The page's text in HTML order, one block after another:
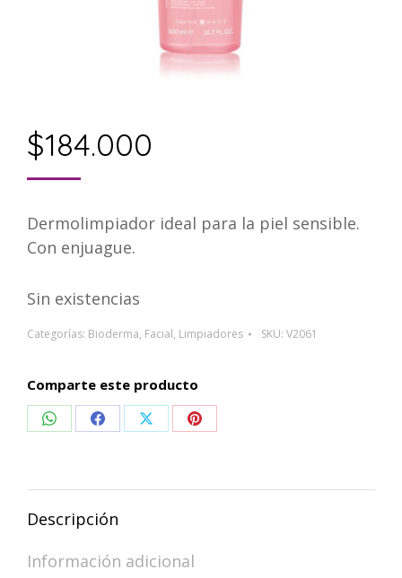
$184.000
Dermolimpiador ideal para la piel sensible.
Con enjuague.
Sin existencias
Categorías: Bioderma, Facial, Limpiadores SKU: V2061
Comparte este producto
Compartir
WhatsApp
Compartir
Facebook
Compartir
X
Compartir
Pinterest
Descripción
Información adicional